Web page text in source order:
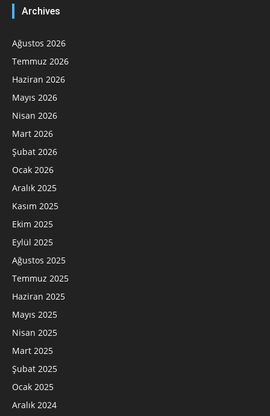
Archives
Ağustos 2026
Temmuz 2026
Haziran 2026
Mayıs 2026
Nisan 2026
Mart 2026
Şubat 2026
Ocak 2026
Aralık 2025
Kasım 2025
Ekim 2025
Eylül 2025
Ağustos 2025
Temmuz 2025
Haziran 2025
Mayıs 2025
Nisan 2025
Mart 2025
Şubat 2025
Ocak 2025
Aralık 2024